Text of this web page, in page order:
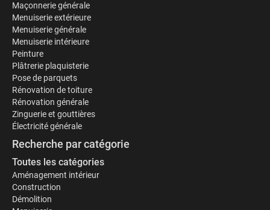
Maçonnerie générale
Menuiserie extérieure
Menuiserie générale
Menuiserie intérieure
Peinture
Plâtrerie plaquisterie
Pose de parquets
Rénovation de toiture
Rénovation générale
Zinguerie et gouttières
Électricité générale
Recherche par catégorie
Toutes les catégories
Aménagement intérieur
Construction
Démolition